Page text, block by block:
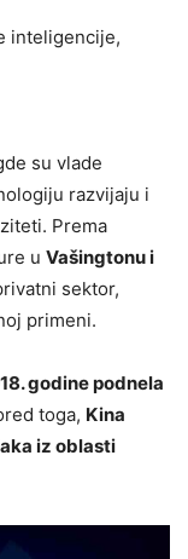
inteligencije,
su vlade
razvijaju i
Prema
u Vašingtonu i
sektor,
primeni.
godine podnela
toga, Kina
iz oblasti